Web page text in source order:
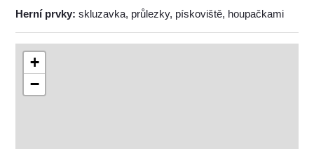
Herní prvky: skluzavka, průlezky, pískoviště, houpačkami
+
−